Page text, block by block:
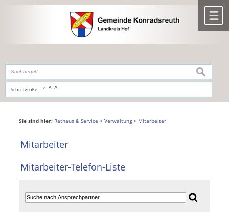
,zur Navigationoderzur Startseitespringen.
Schriftgröße A A A
suchen
Sie sind hier: Rathaus & Service > Verwaltung> Mitarbeiter
Mitarbeiter
Mitarbeiter-Telefon-Liste